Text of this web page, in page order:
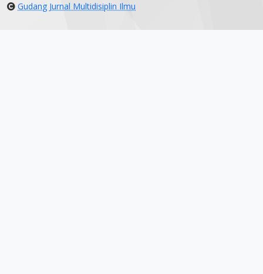
Gudang Jurnal Multidisiplin Ilmu